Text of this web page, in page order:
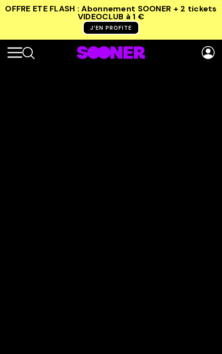
OFFRE ETE FLASH : Abonnement SOONER + 2 tickets
VIDEOCLUB à 1 €
J’EN PROFITE